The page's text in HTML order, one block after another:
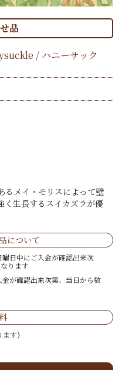
品
/ ハニーサック
るメイ・モリスによって壁
く生長するスイカズラが優
について
日中にご入金が確認出来次
ります
が確認出来次第、当日から数
ます)